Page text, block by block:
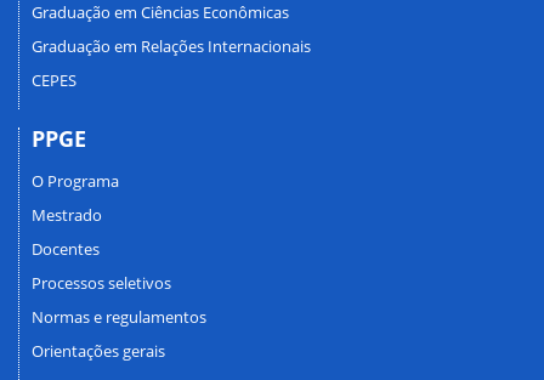
Graduação em Ciências Econômicas
Graduação em Relações Internacionais
CEPES
PPGE
O Programa
Mestrado
Docentes
Processos seletivos
Normas e regulamentos
Orientações gerais